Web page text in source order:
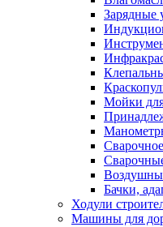
Зарядные
Мойки для
Бачки,
Ходули
Машины для